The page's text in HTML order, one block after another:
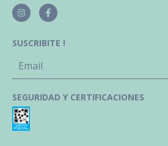
SUSCRIBITE !
SEGURIDAD Y CERTIFICACIONES